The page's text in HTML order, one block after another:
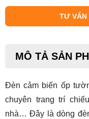
TƯ VẤN
MÔ TẢ SẢN
Đèn cảm biến ốp
chuyên trang trí
nhà… Đây là dòng